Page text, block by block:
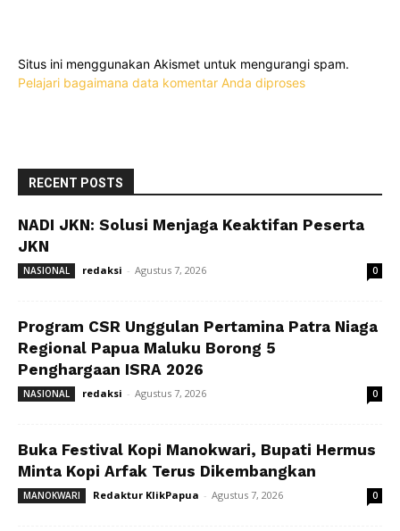
Situs ini menggunakan Akismet untuk mengurangi spam.
Pelajari bagaimana data komentar Anda diproses
RECENT POSTS
NADI JKN: Solusi Menjaga Keaktifan Peserta
JKN
NASIONAL redaksi - Agustus 7, 2026 0
Program CSR Unggulan Pertamina Patra Niaga
Regional Papua Maluku Borong 5
Penghargaan ISRA 2026
NASIONAL redaksi - Agustus 7, 2026 0
Buka Festival Kopi Manokwari, Bupati Hermus
Minta Kopi Arfak Terus Dikembangkan
MANOKWARI Redaktur KlikPapua - Agustus 7, 2026 0